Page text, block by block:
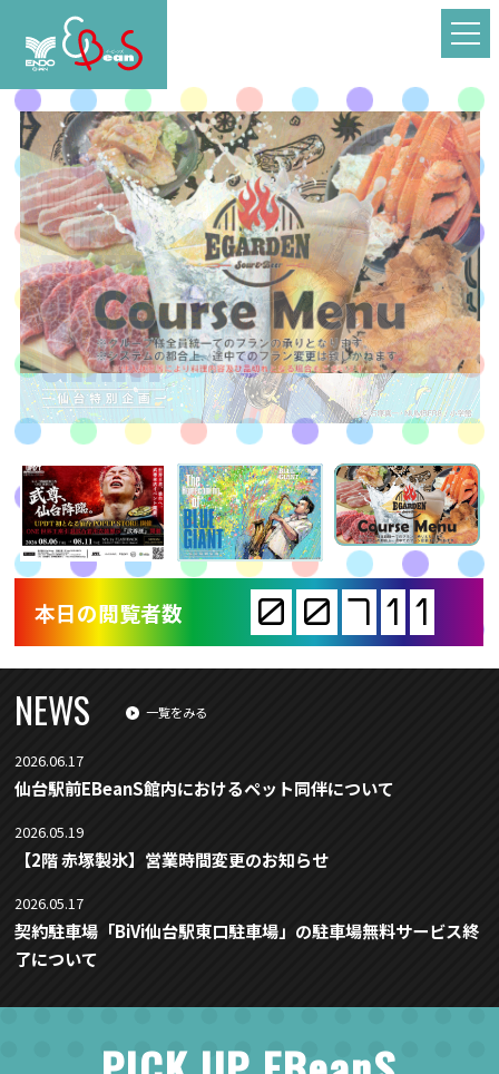
本日の閲覧者数 0 0 7 1 1
NEWS
2026.06.17
仙台駅前EBeanS館内におけるペット同伴について
2026.05.19
【2階 赤塚製氷】営業時間変更のお知らせ
2026.05.17
契約駐車場「BiVi仙台駅東口駐車場」の駐車場無料サービス終
了について
一覧をみる